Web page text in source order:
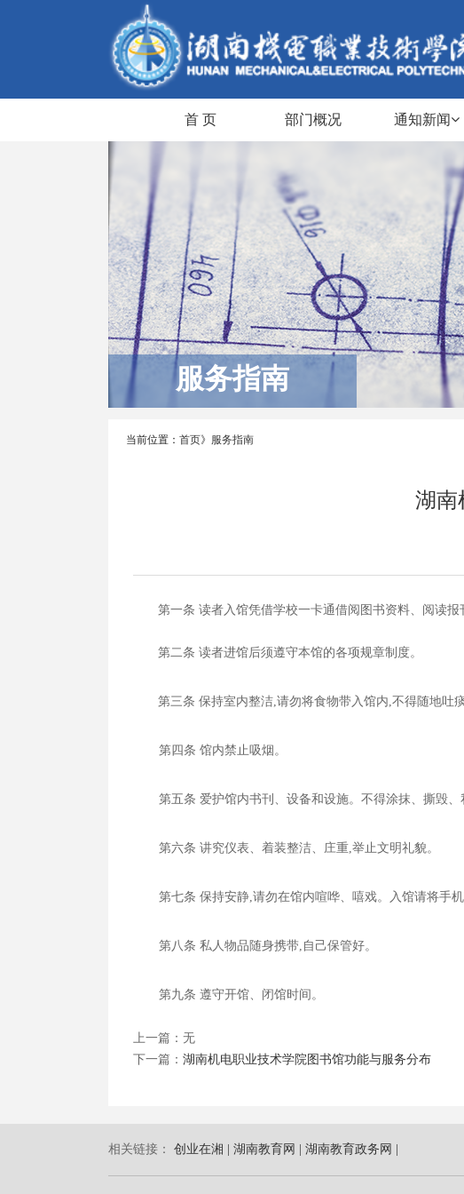
首 页 部门概况 通知新闻
服务指南
当前位置： 首页》 服务指南
湖南
第一条 读者入馆凭借学校一卡通借阅图书资料、阅读报
第二条 读者进馆后须遵守本馆的各项规章制度。
第三条 保持室内整洁,请勿将食物带入馆内,不得随地吐
第四条 馆内禁止吸烟。
第五条 爱护馆内书刊、设备和设施。不得涂抹、撕毁
第六条 讲究仪表、着装整洁、庄重,举止文明礼貌。
第七条 保持安静,请勿在馆内喧哗、嘻戏。入馆请将手
第八条 私人物品随身携带,自己保管好。
第九条 遵守开馆、闭馆时间。
上一篇：无
下一篇： 湖南机电职业技术学院图书馆功能与服务分布
相关链接： 创业在湘 | 湖南教育网 | 湖南教育政务网 |